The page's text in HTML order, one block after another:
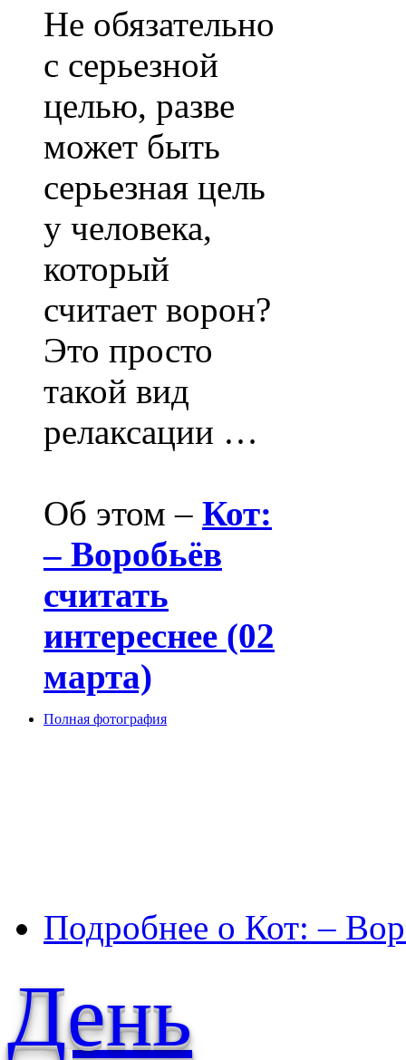
Не обязательно
с серьезной
целью, разве
может быть
серьезная цель
у человека,
который
считает ворон?
Это просто
такой вид
релаксации …
Об этом – Кот:
– Воробьёв
считать
интереснее (02
марта)
Полная фотография
Подробнее о Кот: –
День